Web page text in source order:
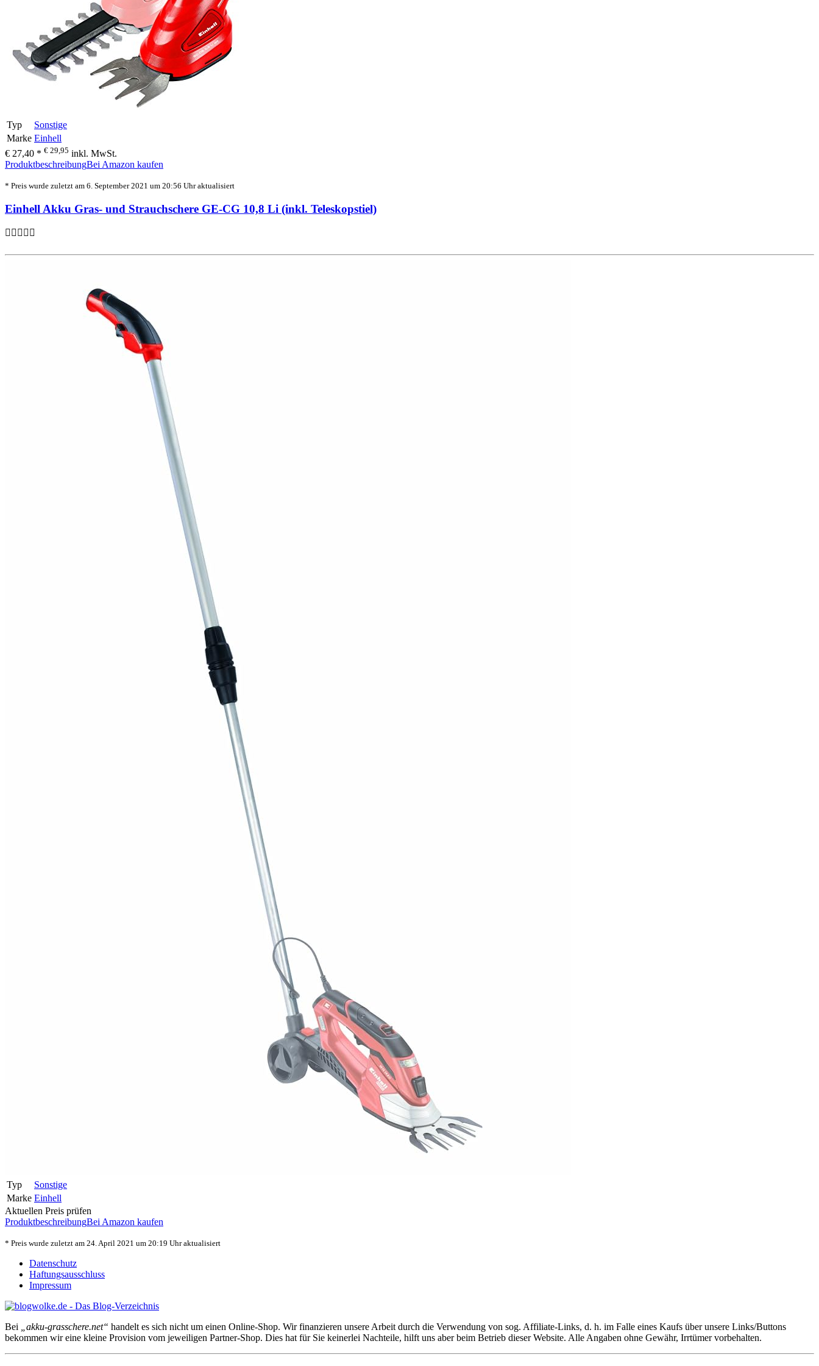
Typ
Sonstige
Marke Einhell
€ 27,40 * € 29,95 inkl. MwSt.
ProduktbeschreibungBei Amazon kaufen
* Preis wurde zuletzt am 6. September 2021 um 20:56 Uhr aktualisiert
Einhell Akku Gras- und Strauchschere GE-CG 10,8 Li (inkl. Teleskopstiel)
Typ
Sonstige
Marke Einhell
Aktuellen Preis prüfen
ProduktbeschreibungBei Amazon kaufen
* Preis wurde zuletzt am 24. April 2021 um 20:19 Uhr aktualisiert
Datenschutz
Haftungsausschluss
Impressum
Bei „akku-grasschere.net“ handelt es sich nicht um einen Online-Shop. Wir finanzieren unsere Arbeit durch die Verwendung von sog. Affiliate-Links, d. h. im Falle eines Kaufs über unsere Links/Buttons
bekommen wir eine kleine Provision vom jeweiligen Partner-Shop. Dies hat für Sie keinerlei Nachteile, hilft uns aber beim Betrieb dieser Website. Alle Angaben ohne Gewähr, Irrtümer vorbehalten.